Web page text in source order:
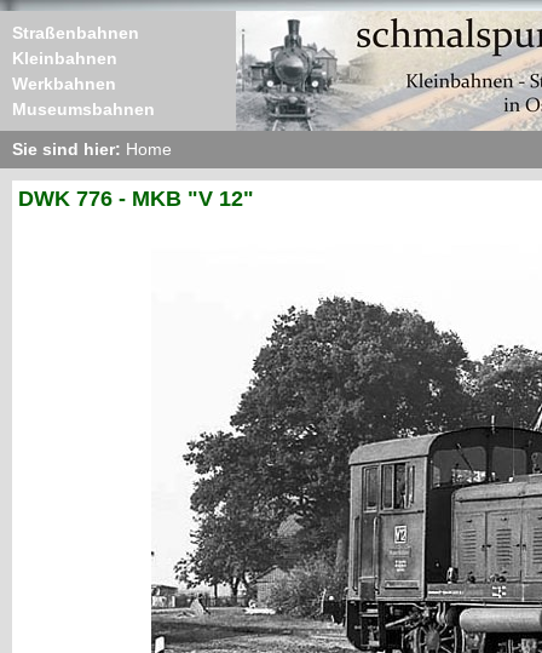
Straßenbahnen
Kleinbahnen
Werkbahnen
Museumsbahnen
Sie sind hier: Home
DWK 776 - MKB "V 12"